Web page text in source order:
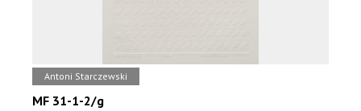
Antoni Starczewski
MF 31-1-2/g